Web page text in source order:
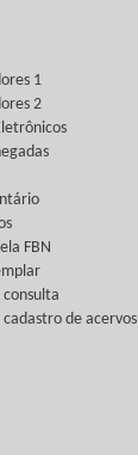
1
2
FBN
de acervos